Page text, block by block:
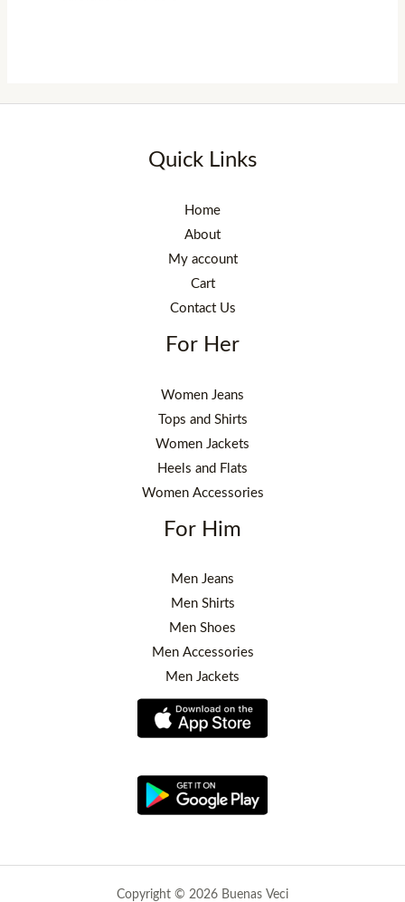
Quick Links
Home
About
My account
Cart
Contact Us
For Her
Women Jeans
Tops and Shirts
Women Jackets
Heels and Flats
Women Accessories
For Him
Men Jeans
Men Shirts
Men Shoes
Men Accessories
Men Jackets
Copyright © 2026 Buenas Veci